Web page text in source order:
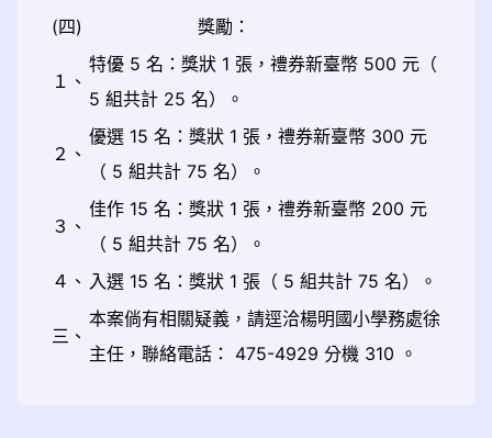
(四)
獎勵：
１、
特優 5 名：獎狀 1 張，禮券新臺幣 500 元（
5 組共計 25 名）。
２、
優選 15 名：獎狀 1 張，禮券新臺幣 300 元
（ 5 組共計 75 名）。
３、
佳作 15 名：獎狀 1 張，禮券新臺幣 200 元
（ 5 組共計 75 名）。
４、 入選 15 名：獎狀 1 張（ 5 組共計 75 名）。
三、
本案倘有相關疑義，請逕洽楊明國小學務處徐
主任，聯絡電話： 475-4929 分機 310 。